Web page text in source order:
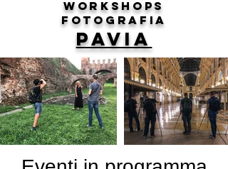
workshops
fotografia
PAVIA